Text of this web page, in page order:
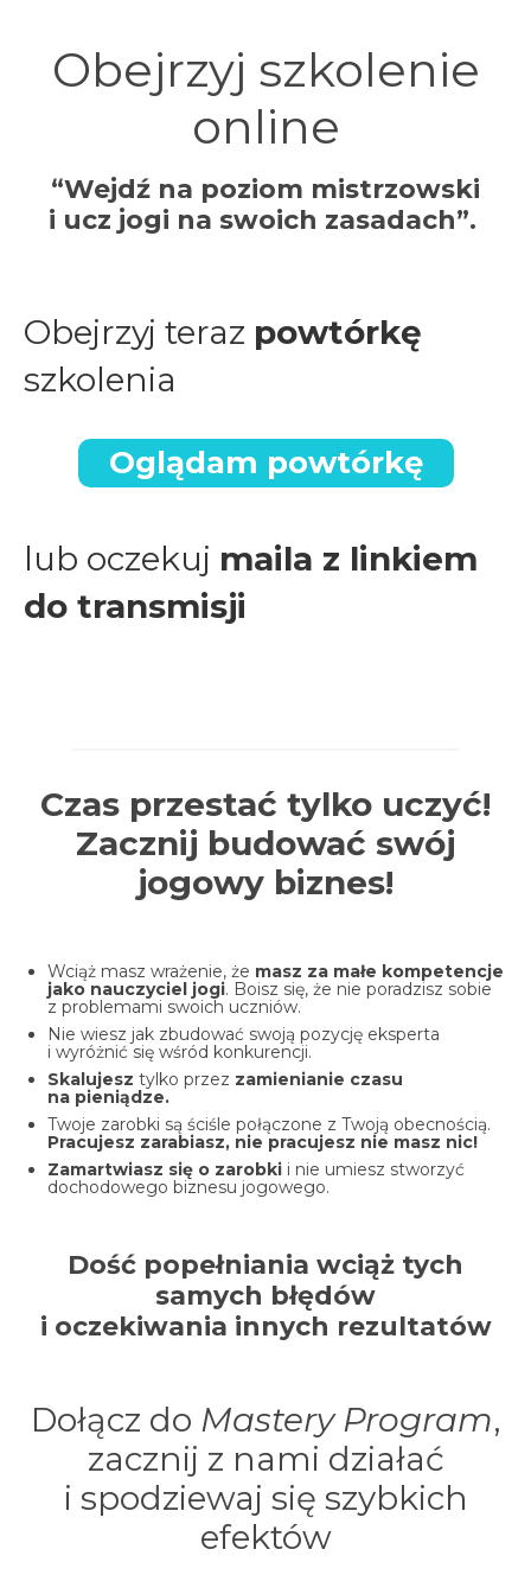
Obejrzyj szkolenie
online
“Wejdź na poziom mistrzowski
i ucz jogi na swoich zasadach”.
Obejrzyj teraz powtórkę
szkolenia
Oglądam powtórkę
lub oczekuj maila z linkiem
do transmisji
Czas przestać tylko uczyć!
Zacznij budować swój
jogowy biznes!
Wciąż masz wrażenie, że masz za małe kompetencje
jako nauczyciel jogi. Boisz się, że nie poradzisz sobie
z problemami swoich uczniów.
Nie wiesz jak zbudować swoją pozycję eksperta
i wyróżnić się wśród konkurencji.
Skalujesz tylko przez zamienianie czasu
na pieniądze.
Twoje zarobki są ściśle połączone z Twoją obecnością.
Pracujesz zarabiasz, nie pracujesz nie masz nic!
Zamartwiasz się o zarobki i nie umiesz stworzyć
dochodowego biznesu jogowego.
Dość popełniania wciąż tych
samych błędów
i oczekiwania innych rezultatów
Dołącz do Mastery Program,
zacznij z nami działać
i spodziewaj się szybkich
efektów